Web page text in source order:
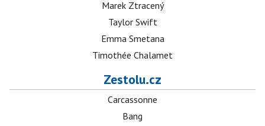
Marek Ztracený
Taylor Swift
Emma Smetana
Timothée Chalamet
Zestolu.cz
Carcassonne
Bang